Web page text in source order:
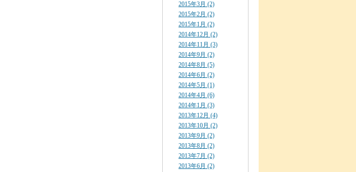
2015年3月 (2)
2015年2月 (2)
2015年1月 (2)
2014年12月 (2)
2014年11月 (3)
2014年9月 (2)
2014年8月 (5)
2014年6月 (2)
2014年5月 (1)
2014年4月 (6)
2014年1月 (3)
2013年12月 (4)
2013年10月 (2)
2013年9月 (2)
2013年8月 (2)
2013年7月 (2)
2013年6月 (2)